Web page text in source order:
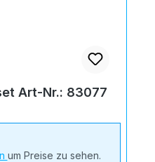
Art-Nr.: 83077
um Preise zu sehen.